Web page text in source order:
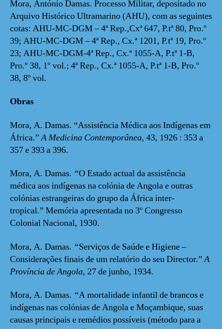
Mora, António Damas. Processo Militar, depositado no
Arquivo Histórico Ultramarino (AHU), com as seguintes
cotas: AHU-MC-DGM – 4ª Rep.,Cxª 647, P.tª 80, Pro.º
39; AHU-MC-DGM – 4ª Rep., Cx.ª 1201, P.tª 19, Pro.º
23; AHU-MC-DGM-4ª Rep., Cx.ª 1055-A, P.tª 1-B,
Pro.º 38, 1º vol.; 4ª Rep., Cx.ª 1055-A, P.tª 1-B, Pro.º
38, 8º vol.
Obras
Mora, A. Damas. “Assistência Médica aos Indígenas em
África.”A Medicina Contemporânea, 43, 1926 : 353 a
357 e 393 a 396.
Mora, A. Damas. “O Estado actual da assistência
médica aos indígenas na colónia de Angola e outras
colónias estrangeiras do grupo da África inter-
tropical.” Memória apresentada no 3º Congresso
Colonial Nacional, 1930.
Mora, A. Damas. “Serviços de Saúde e Higiene –
Considerações finais de um relatório do seu Director.”A
Província de Angola, 27 de junho, 1934.
Mora, A. Damas. “A mortalidade infantil de brancos e
indígenas nas colónias de Angola e Moçambique, suas
causas principais e remédios possíveis (método para a